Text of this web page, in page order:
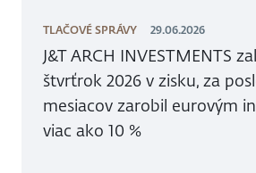
TLAČOVÉ SPRÁVY 29.06.2026
J&T ARCH INVESTMENTS
štvrťrok 2026 v zisku, za
mesiacov zarobil eurovým
viac ako 10 %